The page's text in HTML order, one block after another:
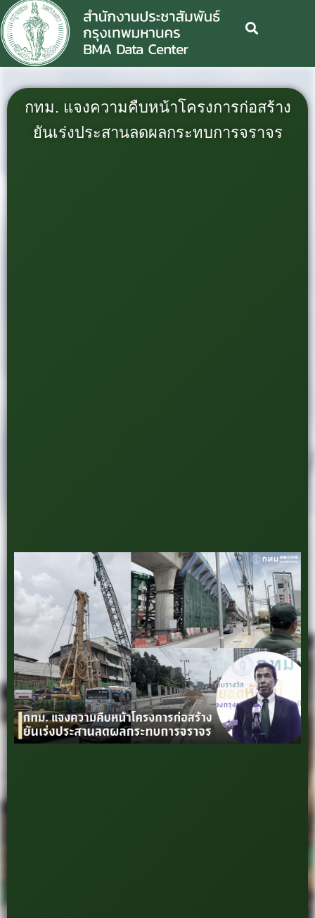
กทม. แจงความคืบหน้าโครงการก่อสร้าง
ยันเร่งประสานลดผลกระทบการจราจร